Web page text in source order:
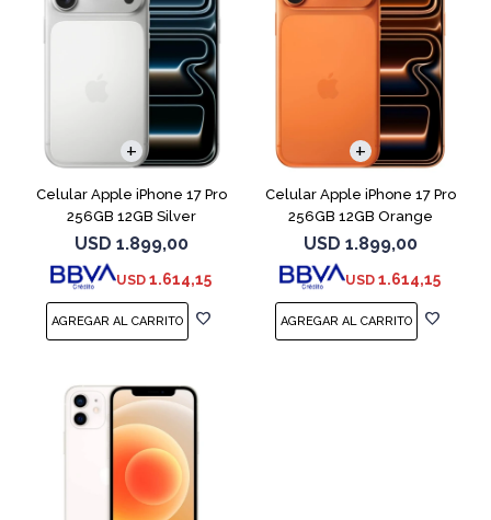
Celular Apple iPhone 17 Pro
256GB 12GB Silver
USD 1.899,00
USD 1.614,15
Celular Apple iPhone 17 Pro
256GB 12GB Orange
USD 1.899,00
USD 1.614,15